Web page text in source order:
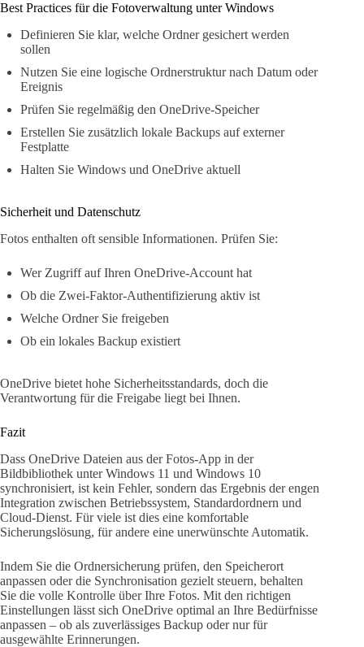
Best Practices für die Fotoverwaltung unter Windows
Definieren Sie klar, welche Ordner gesichert werden
sollen
Nutzen Sie eine logische Ordnerstruktur nach Datum oder
Ereignis
Prüfen Sie regelmäßig den OneDrive-Speicher
Erstellen Sie zusätzlich lokale Backups auf externer
Festplatte
Halten Sie Windows und OneDrive aktuell
Sicherheit und Datenschutz
Fotos enthalten oft sensible Informationen. Prüfen Sie:
Wer Zugriff auf Ihren OneDrive-Account hat
Ob die Zwei-Faktor-Authentifizierung aktiv ist
Welche Ordner Sie freigeben
Ob ein lokales Backup existiert
OneDrive bietet hohe Sicherheitsstandards, doch die
Verantwortung für die Freigabe liegt bei Ihnen.
Fazit
Dass OneDrive Dateien aus der Fotos-App in der
Bildbibliothek unter Windows 11 und Windows 10
synchronisiert, ist kein Fehler, sondern das Ergebnis der engen
Integration zwischen Betriebssystem, Standardordnern und
Cloud-Dienst. Für viele ist dies eine komfortable
Sicherungslösung, für andere eine unerwünschte Automatik.
Indem Sie die Ordnersicherung prüfen, den Speicherort
anpassen oder die Synchronisation gezielt steuern, behalten
Sie die volle Kontrolle über Ihre Fotos. Mit den richtigen
Einstellungen lässt sich OneDrive optimal an Ihre Bedürfnisse
anpassen – ob als zuverlässiges Backup oder nur für
ausgewählte Erinnerungen.